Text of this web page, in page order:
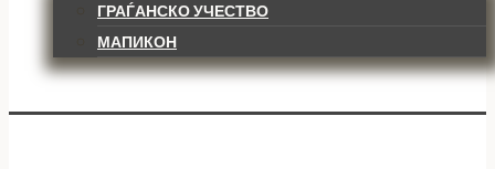
ГРАЃАНСКО УЧЕСТВО
МАПИКОН